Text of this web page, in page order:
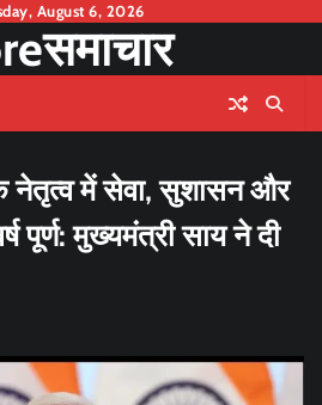
August 6, 2026
नेतृत्व में सेवा, सुशासन और
पूर्ण: मुख्यमंत्री साय ने दी